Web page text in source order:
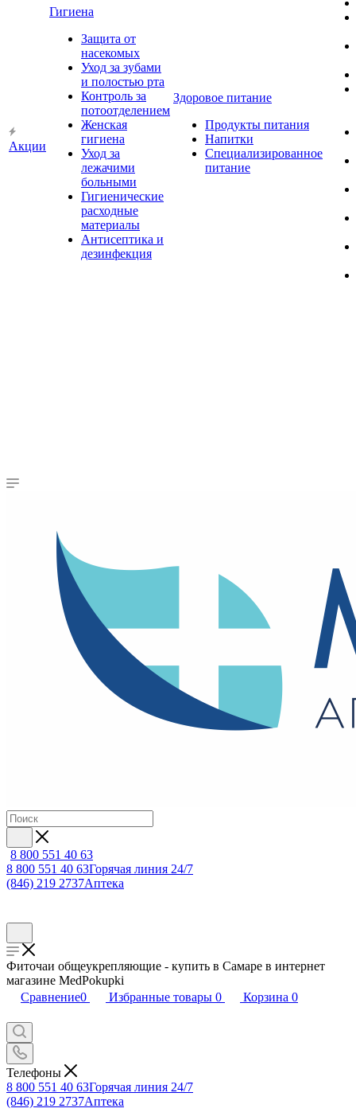
Акции
Гигиена
Защита от
насекомых
Уход за зубами
и полостью рта
Контроль за
потоотделением
Женская
гигиена
Уход за
лежачими
больными
Гигиенические
расходные
материалы
Антисептика и
дезинфекция
Здоровое питание
Продукты питания
Напитки
Специализированное
питание
8 800 551 40 63
8 800 551 40 63Горячая линия 24/7
(846) 219 2737Аптека
Фиточаи общеукрепляющие - купить в Самаре в интернет
магазине MedPokupki
Сравнение0 Избранные товары 0 Корзина 0
Телефоны
8 800 551 40 63Горячая линия 24/7
(846) 219 2737Аптека